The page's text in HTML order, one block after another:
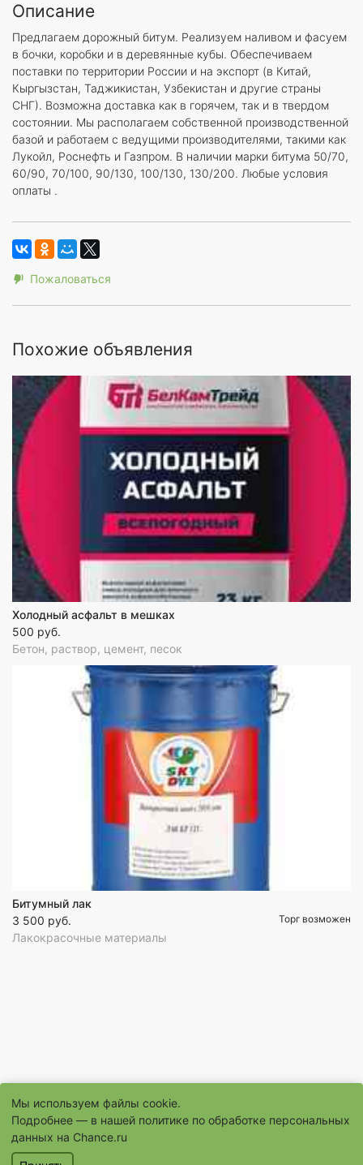
Описание
Предлагаем дорожный битум. Реализуем наливом и фасуем
в бочки, коробки и в деревянные кубы. Обеспечиваем
поставки по территории России и на экспорт (в Китай,
Кыргызстан, Таджикистан, Узбекистан и другие страны
СНГ). Возможна доставка как в горячем, так и в твердом
состоянии. Мы располагаем собственной производственной
базой и работаем с ведущими производителями, такими как
Лукойл, Роснефть и Газпром. В наличии марки битума 50/70,
60/90, 70/100, 90/130, 100/130, 130/200. Любые условия
оплаты .
Пожаловаться
Похожие объявления
Холодный асфальт в мешках
500 руб.
Бетон, раствор, цемент, песок
Битумный лак
3 500 руб.
Торг возможен
Лакокрасочные материалы
Мы используем файлы cookie.
Подробнее — в нашей политике по обработке персональных
данных на Chance.ru
© 1996–2026 Сайт бесплатных объявлений «Шанс.Ру»
® «Шанс», «chance» являются зарегистрированными товарными